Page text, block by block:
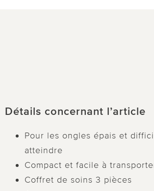
Détails concernant l’article
Pour les ongles épais et
atteindre
Compact et facile à
Coffret de soins 3 pièces